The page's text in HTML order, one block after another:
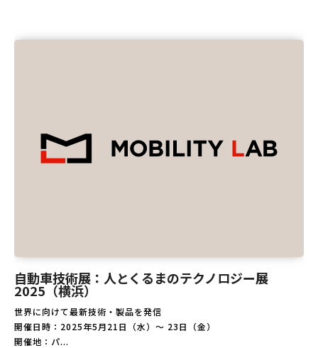
自動車技術展：人とくるまのテクノロジー展
2025（横浜）
世界に向けて最新技術・製品を発信
開催日時：2025年5月21日（水）～ 23日（金）
開催地：パ...